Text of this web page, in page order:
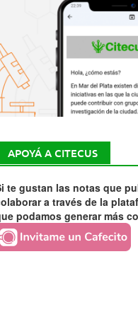
APOYÁ A CITECUS
te gustan las notas que
a través de la
podamos generar más